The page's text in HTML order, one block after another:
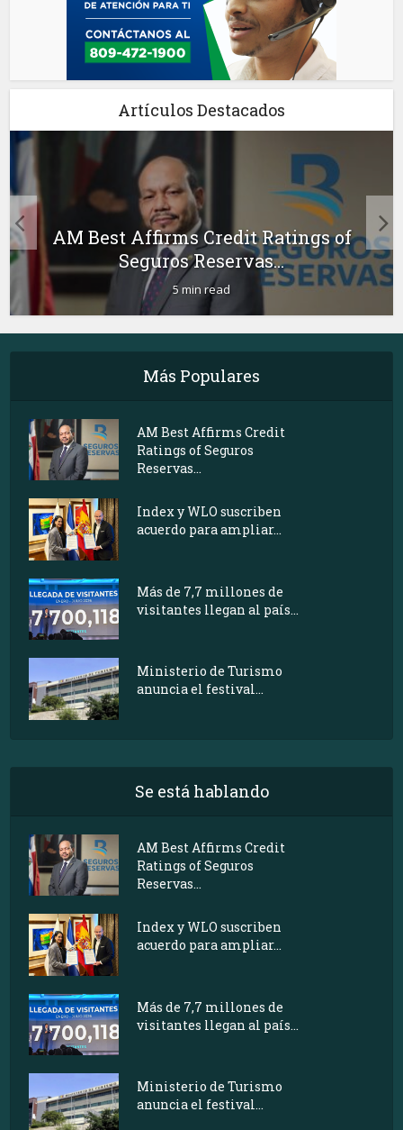
Artículos Destacados
AM Best Affirms Credit Ratings of
Seguros Reservas...
5 min read
Más Populares
AM Best Affirms Credit
Ratings of Seguros
Reservas...
Index y WLO suscriben
acuerdo para ampliar...
Más de 7,7 millones de
visitantes llegan al país...
Ministerio de Turismo
anuncia el festival...
Se está hablando
AM Best Affirms Credit
Ratings of Seguros
Reservas...
Index y WLO suscriben
acuerdo para ampliar...
Más de 7,7 millones de
visitantes llegan al país...
Ministerio de Turismo
anuncia el festival...